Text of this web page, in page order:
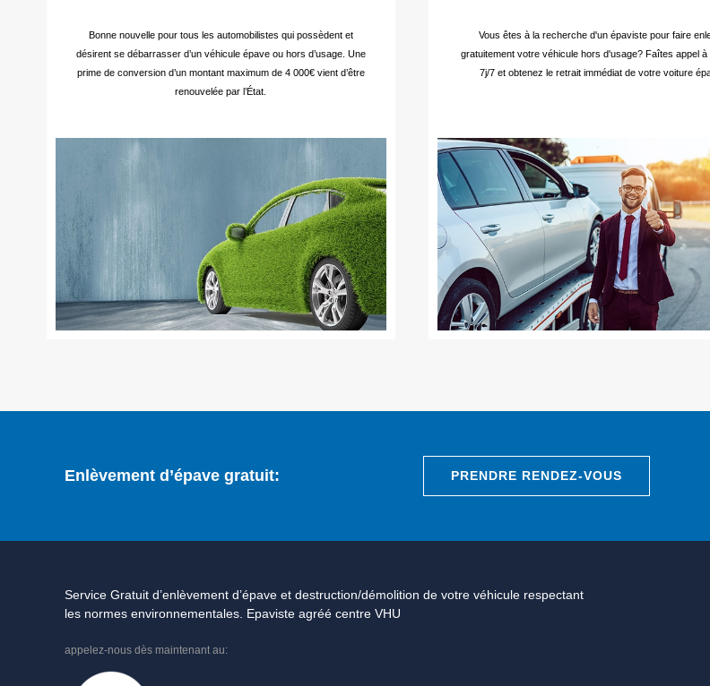
Bonne nouvelle pour tous les automobilistes qui possèdent et
désirent se débarrasser d’un véhicule épave ou hors d’usage. Une
prime de conversion d’un montant maximum de 4 000€ vient d’être
renouvelée par l’État.
Vous êtes à la recherche d'un épaviste pour faire
gratuitement votre véhicule hors d'usage? Faîtes appel à
7j/7 et obtenez le retrait immédiat de votre voiture
Enlèvement d’épave gratuit: PRENDRE RENDEZ-VOUS
Service Gratuit d’enlèvement d’épave et destruction/démolition de votre véhicule respectant
les normes environnementales. Epaviste agréé centre VHU
appelez-nous dès maintenant au: